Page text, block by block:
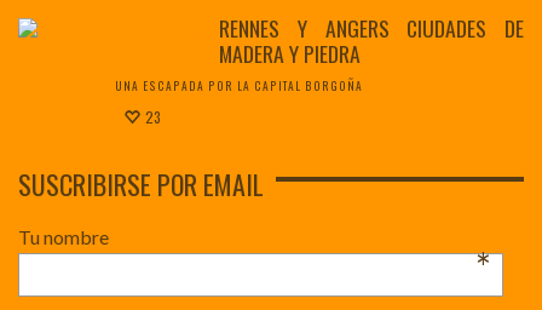
RENNES Y ANGERS CIUDADES DE
MADERA Y PIEDRA
UNA ESCAPADA POR LA CAPITAL BORGOÑA
23
SUSCRIBIRSE POR EMAIL
Tu nombre
*